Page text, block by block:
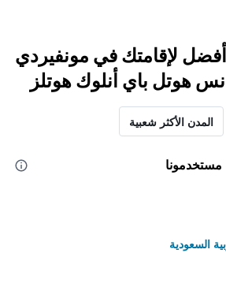
أفضل لإقامتك في مونفيردي
هوتل باي أنلوك هوتلز
المدن الأكثر شعبية
مستخدمونا
السعودية